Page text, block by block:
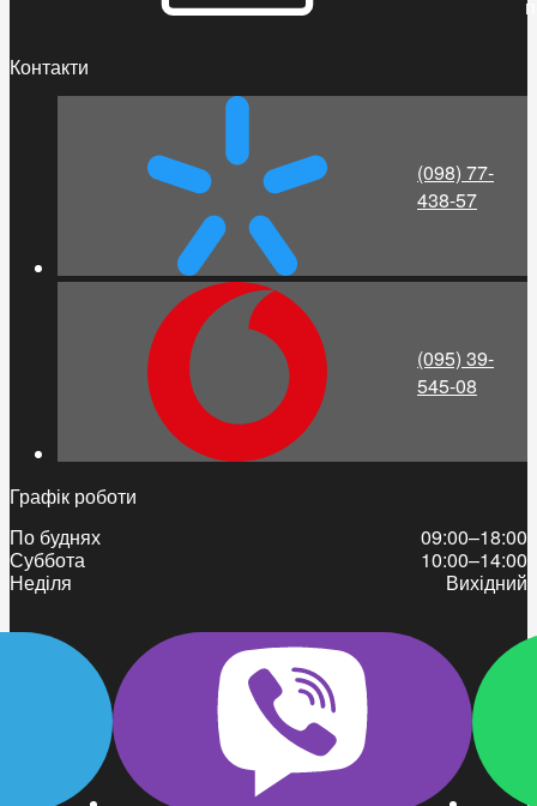
Контакти
(098) 77-
438-57
(095) 39-
545-08
Графік роботи
По буднях
09:00–18:00
Суббота
10:00–14:00
Неділя
Вихідний